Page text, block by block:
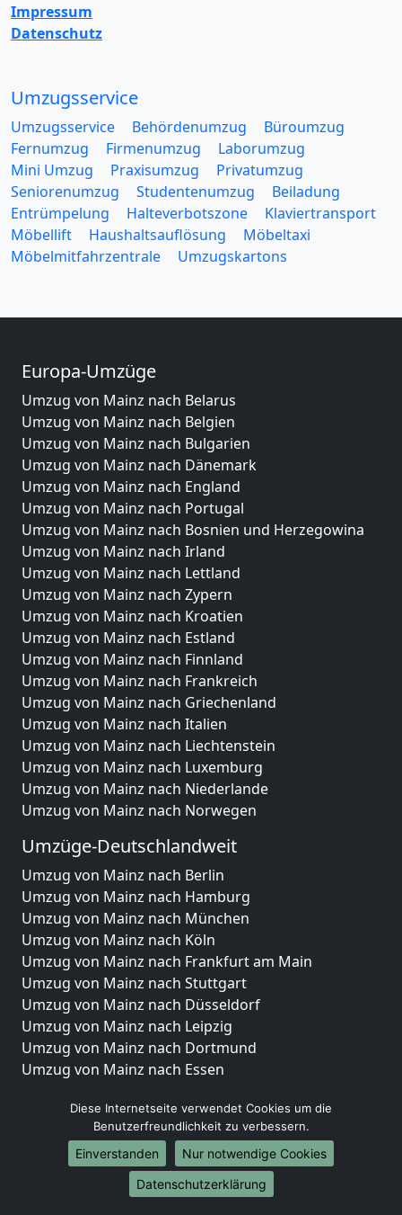
Impressum
Datenschutz
Umzugsservice
Umzugsservice Behördenumzug
Büroumzug
Fernumzug
Firmenumzug
Laborumzug
Mini Umzug
Praxisumzug
Privatumzug
Seniorenumzug
Studentenumzug
Beiladung
Entrümpelung
Halteverbotszone
Klaviertransport
Möbellift
Haushaltsauflösung
Möbeltaxi
Möbelmitfahrzentrale
Umzugskartons
Europa-Umzüge
Umzug von Mainz nach Belarus
Umzug von Mainz nach Belgien
Umzug von Mainz nach Bulgarien
Umzug von Mainz nach Dänemark
Umzug von Mainz nach England
Umzug von Mainz nach Portugal
Umzug von Mainz nach Bosnien und Herzegowina
Umzug von Mainz nach Irland
Umzug von Mainz nach Lettland
Umzug von Mainz nach Zypern
Umzug von Mainz nach Kroatien
Umzug von Mainz nach Estland
Umzug von Mainz nach Finnland
Umzug von Mainz nach Frankreich
Umzug von Mainz nach Griechenland
Umzug von Mainz nach Italien
Umzug von Mainz nach Liechtenstein
Umzug von Mainz nach Luxemburg
Umzug von Mainz nach Niederlande
Umzug von Mainz nach Norwegen
Umzüge-Deutschlandweit
Umzug von Mainz nach Berlin
Umzug von Mainz nach Hamburg
Umzug von Mainz nach München
Umzug von Mainz nach Köln
Umzug von Mainz nach Frankfurt am Main
Umzug von Mainz nach Stuttgart
Umzug von Mainz nach Düsseldorf
Umzug von Mainz nach Leipzig
Umzug von Mainz nach Dortmund
Umzug von Mainz nach Essen
Umzug von Mainz nach Dresden
Umzug von Mainz nach Hannover
Umzug von Mainz nach Nürnberg
Umzug von Mainz nach Duisburg
Umzug von Mainz nach Bochum
Diese Internetseite verwendet Cookies um die
Benutzerfreundlichkeit zu verbessern.
Einverstanden
Nur notwendige Cookies
Datenschutzerklärung